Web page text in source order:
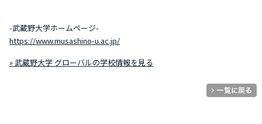
-武蔵野大学ホームページ-
https://www.musashino-u.ac.jp/
» 武蔵野大学 グローバルの学校情報を見る